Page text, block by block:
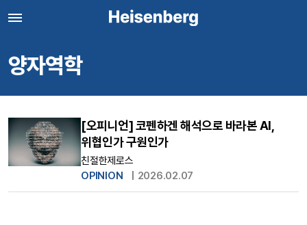
양자역학
[오피니언] 코펜하겐 해석으로 바라본 AI,
위협인가 구원인가
친절한제로스
OPINION
2026.02.07